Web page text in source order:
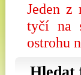
Jeden z
tyčí na
ostrohu